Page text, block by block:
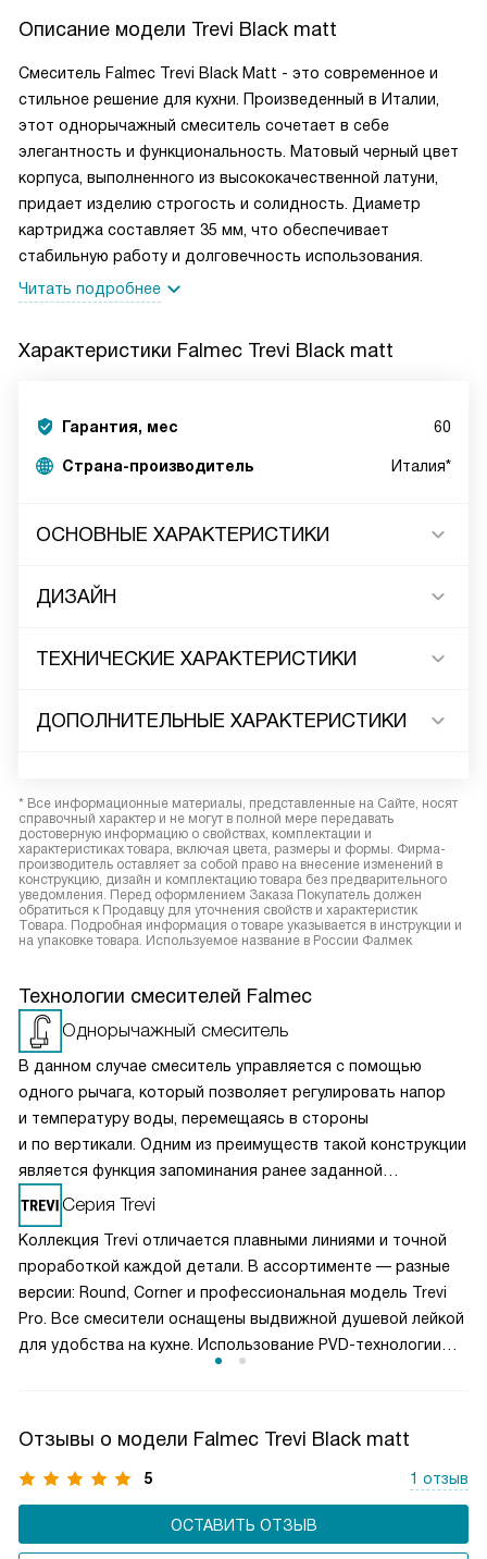
Описание модели Trevi Black matt
Смеситель Falmec Trevi Black Matt - это современное и
стильное решение для кухни. Произведенный в Италии,
этот однорычажный смеситель сочетает в себе
элегантность и функциональность. Матовый черный цвет
корпуса, выполненного из высококачественной латуни,
придает изделию строгость и солидность. Диаметр
картриджа составляет 35 мм, что обеспечивает
стабильную работу и долговечность использования.
Читать подробнее
Характеристики Falmec Trevi Black matt
Гарантия, мес 60
Страна-производитель Италия*
ОСНОВНЫЕ ХАРАКТЕРИСТИКИ
ДИЗАЙН
ТЕХНИЧЕСКИЕ ХАРАКТЕРИСТИКИ
ДОПОЛНИТЕЛЬНЫЕ ХАРАКТЕРИСТИКИ
* Все информационные материалы, представленные на Сайте, носят
справочный характер и не могут в полной мере передавать
достоверную информацию о свойствах, комплектации и
характеристиках товара, включая цвета, размеры и формы. Фирма-
производитель оставляет за собой право на внесение изменений в
конструкцию, дизайн и комплектацию товара без предварительного
уведомления. Перед оформлением Заказа Покупатель должен
обратиться к Продавцу для уточнения свойств и характеристик
Товара. Подробная информация о товаре указывается в инструкции и
на упаковке товара. Используемое название в России Фалмек
Технологии смесителей Falmec
Однорычажный смеситель
В данном случае смеситель управляется с помощью
одного рычага, который позволяет регулировать напор
и температуру воды, перемещаясь в стороны
и по вертикали. Одним из преимуществ такой конструкции
является функция запоминания ранее заданной
температуры.
Серия Trevi
Коллекция Trevi отличается плавными линиями и точной
проработкой каждой детали. В ассортименте — разные
версии: Round, Corner и профессиональная модель Trevi
Pro. Все смесители оснащены выдвижной душевой лейкой
для удобства на кухне. Использование PVD-технологии
Отзывы о модели Falmec Trevi Black matt
5 1 отзыв
ОСТАВИТЬ ОТЗЫВ